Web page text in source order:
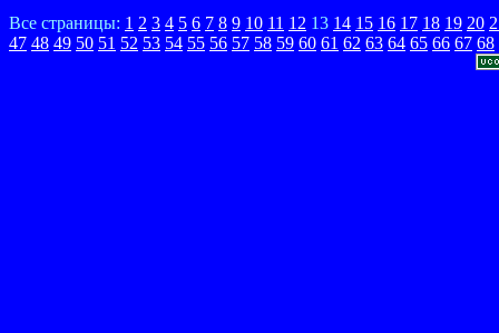
Все страницы: 1 2 3 4 5 6 7 8 9 10 11 12 13 14 15 16 17 18 19 20
47 48 49 50 51 52 53 54 55 56 57 58 59 60 61 62 63 64 65 66 67 68